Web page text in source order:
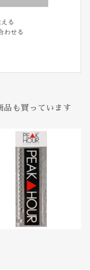
る
わせる
品も買っています